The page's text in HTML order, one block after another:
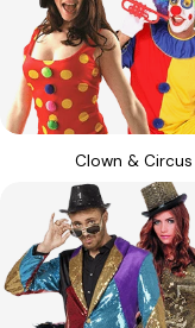
Clown & Circus